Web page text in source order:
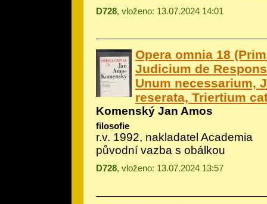
D728, vloženo: 13.07.2024 14:01
Opera omnia 18
Judicium de
Unum necessarium,
reserata, Triertium
Komenský Jan Amos
filosofie
r.v. 1992, nakladatel Academia
původní vazba s obálkou
D728, vloženo: 13.07.2024 13:57